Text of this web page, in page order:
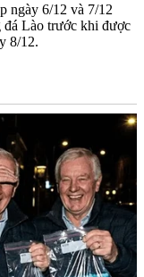
ngày 6/12 và 7/12
đá Lào trước khi được
8/12.